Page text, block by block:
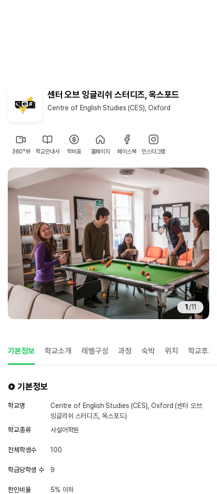
센터 오브 잉글리쉬 스터디즈, 옥스포드
Centre of English Studies (CES), Oxford
360°뷰 학교안내서 학비표 홈페이지 페이스북 인스타그램
1 /11
기본정보 학교소개 레벨구성 과정 숙박 위치 학교후기
기본정보
학교명
Centre of English Studies (CES), Oxford (센터 오브
잉글리쉬 스터디즈, 옥스포드)
학교종류
사설어학원
전체학생수 100
학급당학생 수 9
한인비율 5% 이하